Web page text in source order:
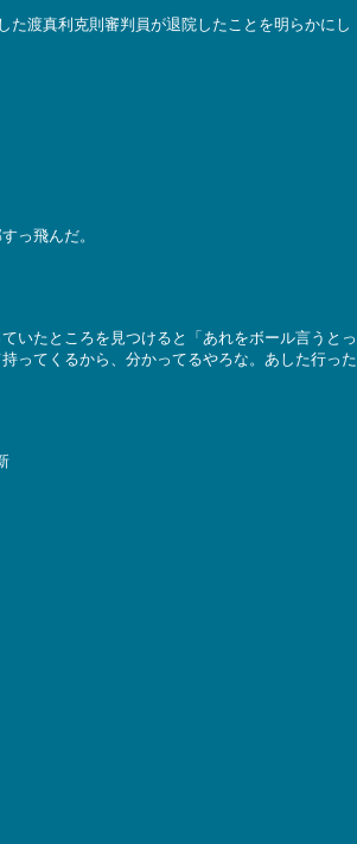
渡真利克則審判員が退院したことを明らかにし
っ飛んだ。
いたところを見つけると「あれをボール言うとっ
ってくるから、分かってるやろな。あした行った